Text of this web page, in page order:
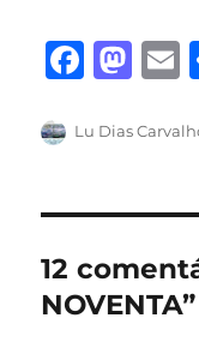
F
c
b
o
o
k
M
st
d
o
n
Autor
Lu Dias
12
NOVENTA”